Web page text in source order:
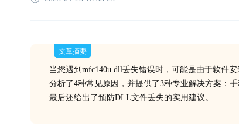
文章摘要
当您遇到mfc140u.dll丢失错误时，可能是由于软件
分析了4种常见原因，并提供了3种专业解决方案：
最后还给出了预防DLL文件丢失的实用建议。